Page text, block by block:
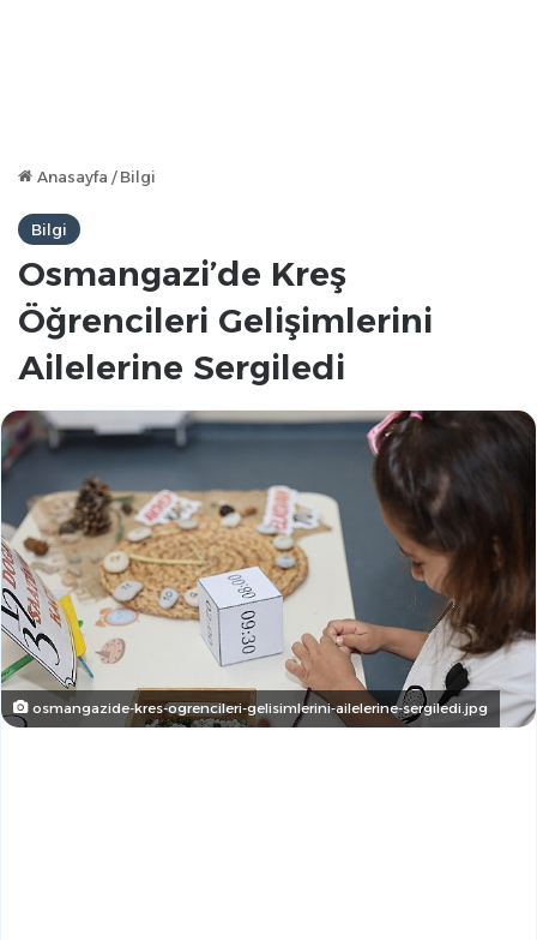
Anasayfa / Bilgi
Bilgi
Osmangazi’de Kreş
Öğrencileri Gelişimlerini
Ailelerine Sergiledi
osmangazide-kres-ogrencileri-gelisimlerini-ailelerine-sergiledi.jpg